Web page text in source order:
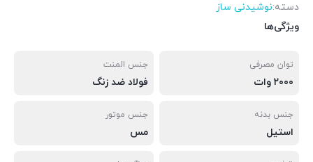
دسته:نوشیدنی ساز
ویژگی‌ها
توان مصرفی
۲۰۰۰ وات
جنس المنت
فولاد ضد زنگ
جنس بدنه
استیل
جنس موتور
مس